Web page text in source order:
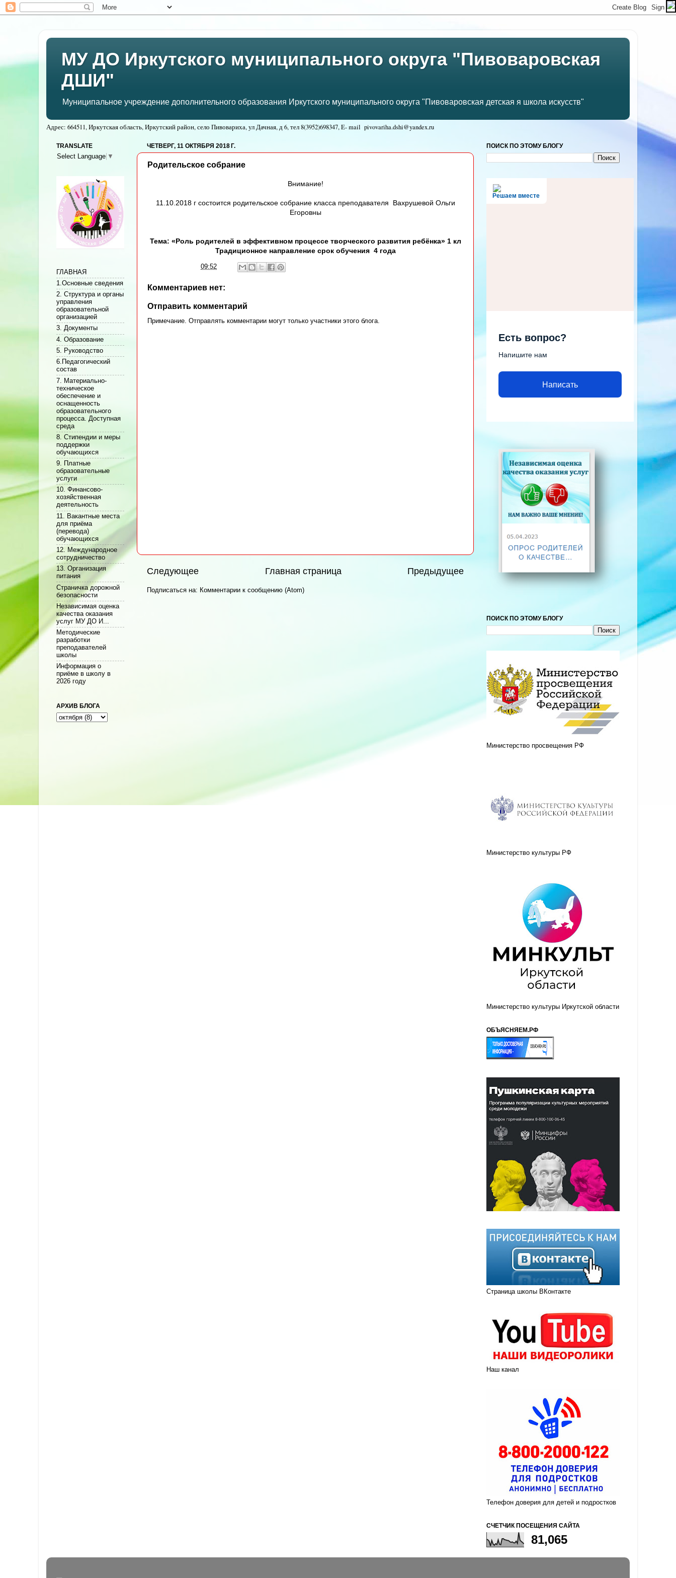
МУ ДО Иркутского муниципального округа "Пивоваровская
ДШИ"
Муниципальное учреждение дополнительного образования Иркутского муниципального округа "Пивоваровская детская я школа искусств"
Адрес: 664511, Иркутская область, Иркутский район, село Пивовариха, ул Дачная, д 6, тел8(3952)698347, E- mail pivovariha.dshi@yandex.ru
ЧЕТВЕРГ, 11 ОКТЯБРЯ 2018 Г.
Родительское собрание
Внимание!
11.10.2018 г состоится родительское собрание класса преподавателя Вахрушевой Ольги
Егоровны
Тема: «Роль родителей в эффективном процессе творческого развития ребёнка» 1 кл
Традиционное направление срок обучения 4 года
09:52
Комментариев нет:
Отправить комментарий
Примечание. Отправлять комментарии могут только участники этого блога.
Следующее Предыдущее
Главная страница
Подписаться на: Комментарии к сообщению (Atom)
TRANSLATE
Select Language ▼
ГЛАВНАЯ
1.Основные сведения
2. Структура и органы
управления
образовательной
организацией
3. Документы
4. Образование
5. Руководство
6.Педагогический
состав
7. Материально-
техническое
обеспечение и
оснащенность
образовательного
процесса. Доступная
среда
8. Стипендии и меры
поддержки
обучающихся
9. Платные
образовательные
услуги
10. Финансово-
хозяйственная
деятельность
11. Вакантные места
для приёма
(перевода)
обучающихся
12. Международное
сотрудничество
13. Организация
питания
Cтраничка дорожной
безопасности
Независимая оценка
качества оказания
услуг МУ ДО И...
Методические
разработки
преподавателей
школы
Информация о
приёме в школу в
2026 году
АРХИВ БЛОГА
ПОИСК ПО ЭТОМУ БЛОГУ
Решаем вместе
Есть вопрос?
Напишите нам
Написать
ПОИСК ПО ЭТОМУ БЛОГУ
Министерство просвещения РФ
Министерство культуры РФ
Министерство культуры Иркутской области
ОБЪЯСНЯЕМ.РФ
Страница школы ВКонтакте
Наш канал
Телефон доверия для детей и подростков
СЧЕТЧИК ПОСЕЩЕНИЯ САЙТА
81,065